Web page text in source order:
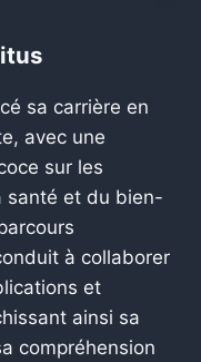
sa carrière en
avec une
sur les
santé et du bien-
à collaborer
et
ainsi sa
compréhension